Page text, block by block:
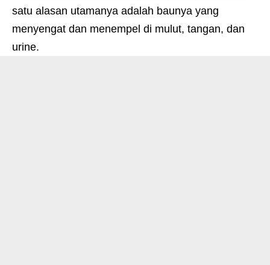
satu alasan utamanya adalah baunya yang
menyengat dan menempel di mulut, tangan, dan
urine.